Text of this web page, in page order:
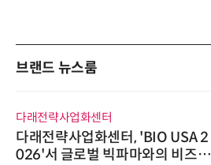
브랜드 뉴스룸
다래전략사업화센터
다래전략사업화센터, 'BIO USA 2
026'서 글로벌 빅파마와의 비즈니